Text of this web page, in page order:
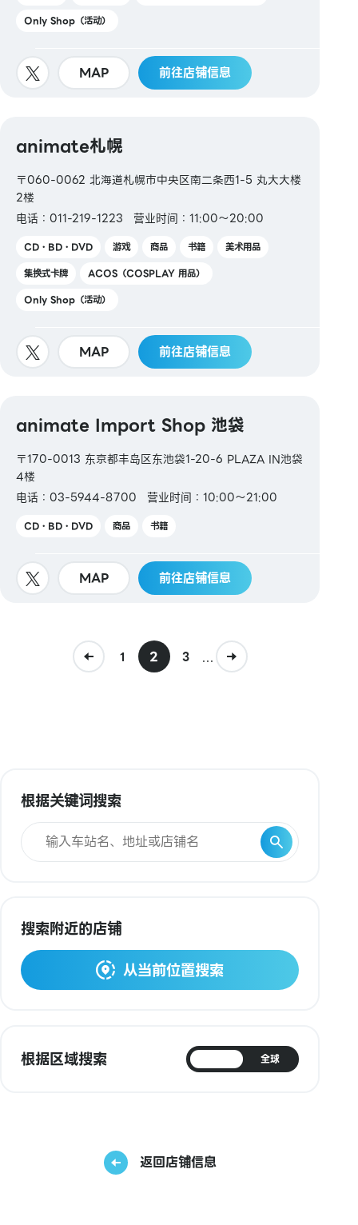
Only Shop（活动）
MAP 前往店铺信息
animate札幌
〒060-0062 北海道札幌市中央区南二条西1-5 丸大大楼
2楼
电话：011-219-1223
营业时间：11:00～20:00
CD・BD・DVD 游戏 商品 书籍
美术用品
集换式卡牌
ACOS（COSPLAY 用品）
Only Shop（活动）
MAP 前往店铺信息
animate Import Shop 池袋
〒170-0013 东京都丰岛区东池袋1-20-6 PLAZA IN池袋
4楼
电话：03-5944-8700
营业时间：10:00～21:00
CD・BD・DVD 商品 书籍
MAP 前往店铺信息
1 2 3 ...
根据关键词搜索
搜索附近的店铺
从当前位置搜索
根据区域搜索 全球
返回店铺信息